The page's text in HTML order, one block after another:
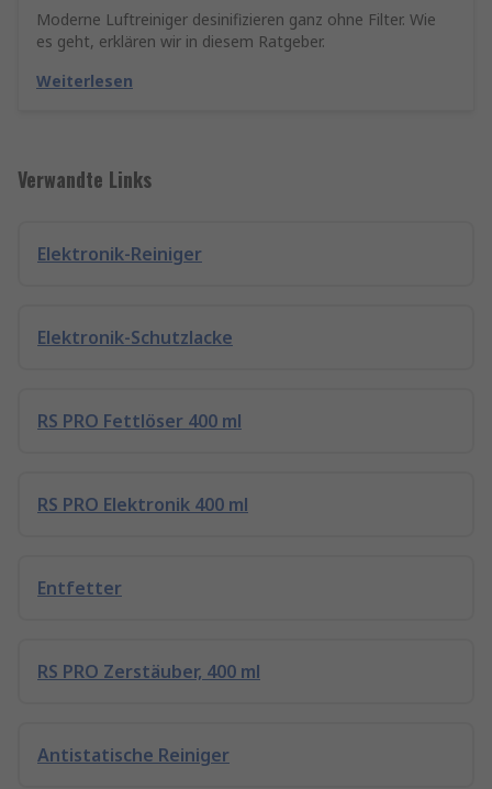
Moderne Luftreiniger desinifizieren ganz ohne Filter. Wie
es geht, erklären wir in diesem Ratgeber.
Weiterlesen
Verwandte Links
Elektronik-Reiniger
Elektronik-Schutzlacke
RS PRO Fettlöser 400 ml
RS PRO Elektronik 400 ml
Entfetter
RS PRO Zerstäuber, 400 ml
Antistatische Reiniger